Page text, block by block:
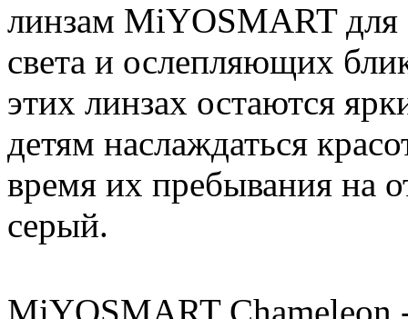
линзам MiYOSMART для
света и ослепляющих
этих линзах остаются
детям наслаждаться
время их пребывания на
серый.
MiYOSMART Chameleon